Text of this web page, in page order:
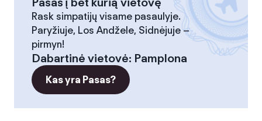
Rask simpatijų visame pasaulyje.
Paryžiuje, Los Andžele, Sidnėjuje –
pirmyn!
Dabartinė vietovė: Pamplona
Kas yra Pasas?